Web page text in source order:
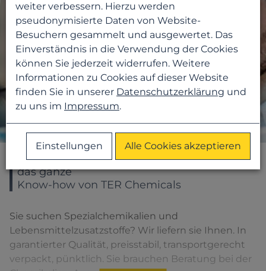
Sie wählen ein Produkt – Sie bekommen
das ganze
Know-how von TER Chemicals
Sie suchen Spezialchemikalien und
Lebensmittelzusatzstoffe? Wir liefern sie Ihnen. In
garantierter Qualität, preisstabil, transportgerecht
verpackt, pünktlich. Sie brauchen Beratung bei der
weiter verbessern. Hierzu werden
pseudonymisierte Daten von Website-
Besuchern gesammelt und ausgewertet. Das
Einverständnis in die Verwendung der Cookies
können Sie jederzeit widerrufen. Weitere
Informationen zu Cookies auf dieser Website
finden Sie in unserer Datenschutzerklärung und
zu uns im Impressum.
Einstellungen Alle Cookies akzeptieren